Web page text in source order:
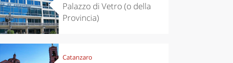
Palazzo di Vetro (o della
Provincia)
Catanzaro